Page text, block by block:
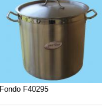
Fondo F40295